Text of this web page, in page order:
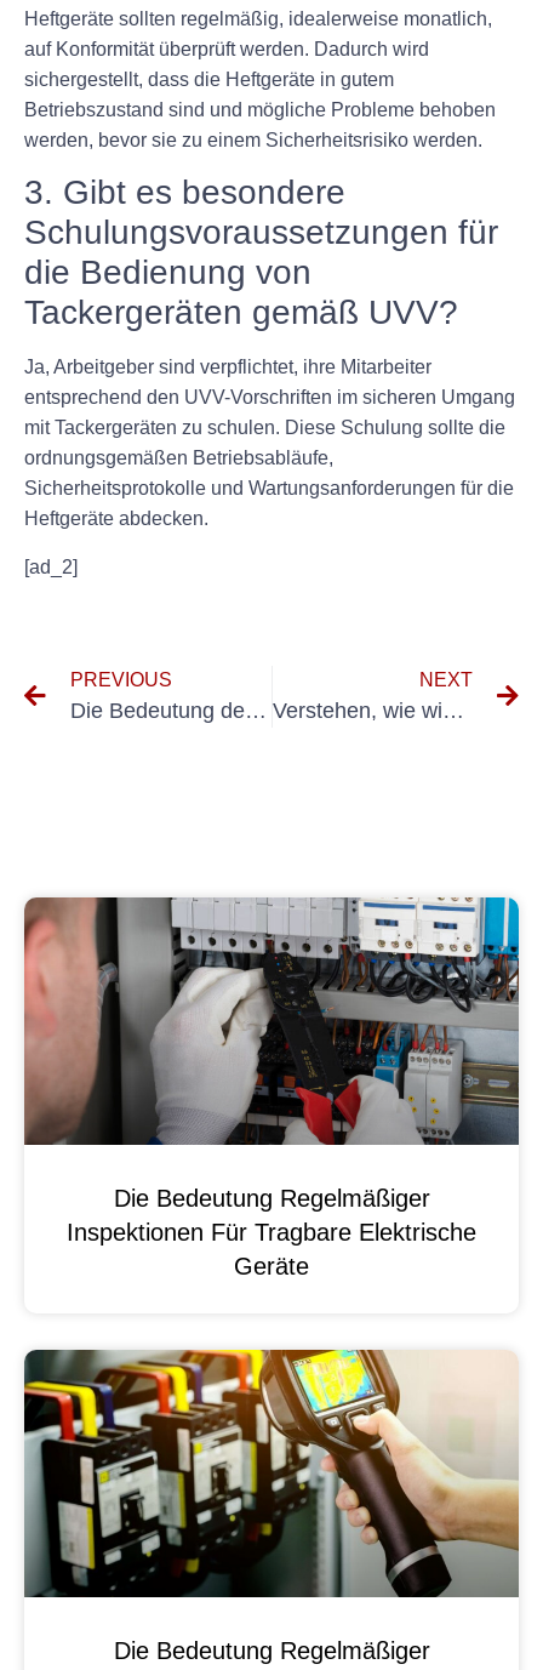
Heftgeräte sollten regelmäßig, idealerweise monatlich,
auf Konformität überprüft werden. Dadurch wird
sichergestellt, dass die Heftgeräte in gutem
Betriebszustand sind und mögliche Probleme behoben
werden, bevor sie zu einem Sicherheitsrisiko werden.
3. Gibt es besondere
Schulungsvoraussetzungen für
die Bedienung von
Tackergeräten gemäß UVV?
Ja, Arbeitgeber sind verpflichtet, ihre Mitarbeiter
entsprechend den UVV-Vorschriften im sicheren Umgang
mit Tackergeräten zu schulen. Diese Schulung sollte die
ordnungsgemäßen Betriebsabläufe,
Sicherheitsprotokolle und Wartungsanforderungen für die
Heftgeräte abdecken.
[ad_2]
PREVIOUS
Die Bedeutung der regelmäßigen Inspektion und Wartung fester Elektroinstallationen
NEXT
Verstehen, wie wichtig die Einhaltung der VDE DGUV V3-Vorschriften ist
Die Bedeutung Regelmäßiger
Inspektionen Für Tragbare Elektrische
Geräte
Die Bedeutung Regelmäßiger